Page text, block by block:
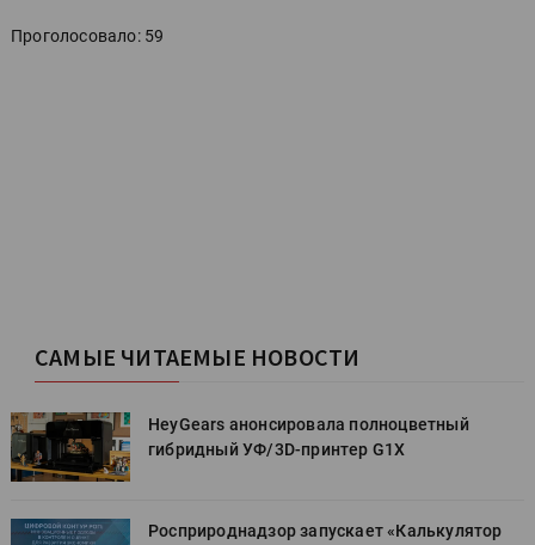
Проголосовало: 59
САМЫЕ ЧИТАЕМЫЕ НОВОСТИ
HeyGears анонсировала полноцветный
гибридный УФ/3D-принтер G1X
Росприроднадзор запускает «Калькулятор